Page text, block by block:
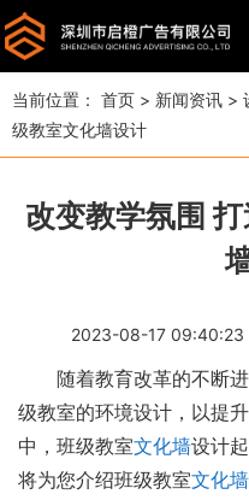
当前位置： 首页 > 新闻资讯 >
级教室文化墙设计
改变教学氛围
2023-08-17 09:40:23
随着教育改革的不断
级教室的环境设计，以提
中，班级教室文化墙设计
将为您介绍班级教室文化